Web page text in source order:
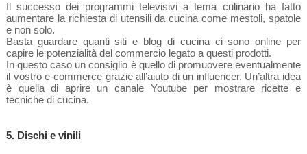
Il successo dei programmi televisivi a tema culinario ha fatto
aumentare la richiesta di utensili da cucina come mestoli, spatole
e non solo.
Basta guardare quanti siti e blog di cucina ci sono online per
capire le potenzialità del commercio legato a questi prodotti.
In questo caso un consiglio è quello di promuovere eventualmente
il vostro e-commerce grazie all’aiuto di un influencer. Un’altra idea
è quella di aprire un canale Youtube per mostrare ricette e
tecniche di cucina.
5. Dischi e vinili